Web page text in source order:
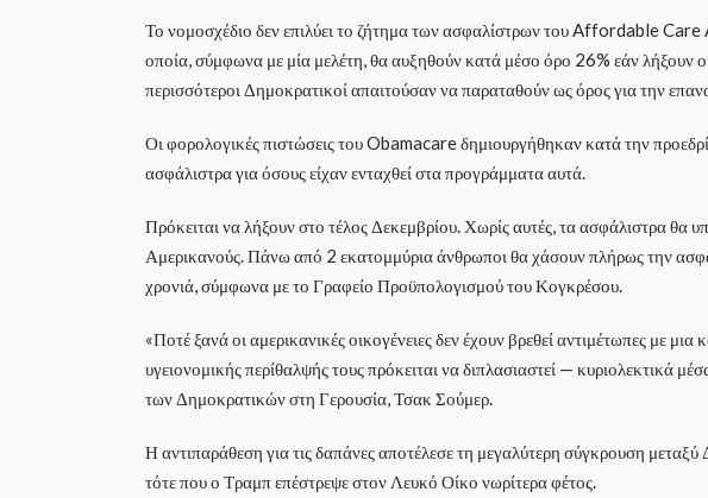
Το νομοσχέδιο δεν επιλύει το ζήτημα των ασφαλίστρων του Affordable
οποία, σύμφωνα με μία μελέτη, θα αυξηθούν κατά μέσο όρο 26% εάν λήξουν
περισσότεροι Δημοκρατικοί απαιτούσαν να παραταθούν ως όρος για την
Οι φορολογικές πιστώσεις του Obamacare δημιουργήθηκαν κατά την
ασφάλιστρα για όσους είχαν ενταχθεί στα προγράμματα αυτά.
Πρόκειται να λήξουν στο τέλος Δεκεμβρίου. Χωρίς αυτές, τα ασφάλιστρα θα
Αμερικανούς. Πάνω από 2 εκατομμύρια άνθρωποι θα χάσουν πλήρως την
χρονιά, σύμφωνα με το Γραφείο Προϋπολογισμού του Κογκρέσου.
«Ποτέ ξανά οι αμερικανικές οικογένειες δεν έχουν βρεθεί αντιμέτωπες με
υγειονομικής περίθαλψής τους πρόκειται να διπλασιαστεί — κυριολεκτικά
των Δημοκρατικών στη Γερουσία, Τσακ Σούμερ.
Η αντιπαράθεση για τις δαπάνες αποτέλεσε τη μεγαλύτερη σύγκρουση
τότε που ο Τραμπ επέστρεψε στον Λευκό Οίκο νωρίτερα φέτος.